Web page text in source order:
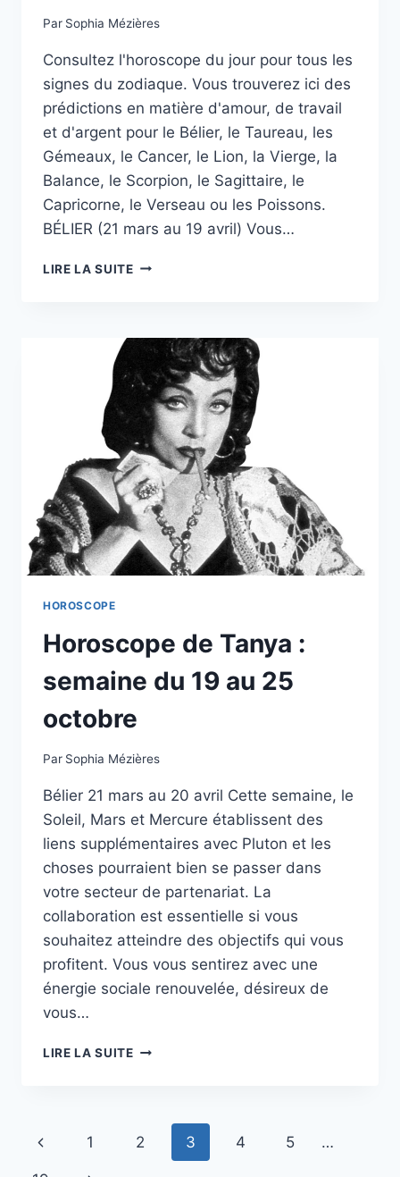
Par Sophia Mézières
Consultez l'horoscope du jour pour tous les
signes du zodiaque. Vous trouverez ici des
prédictions en matière d'amour, de travail
et d'argent pour le Bélier, le Taureau, les
Gémeaux, le Cancer, le Lion, la Vierge, la
Balance, le Scorpion, le Sagittaire, le
Capricorne, le Verseau ou les Poissons.
BÉLIER (21 mars au 19 avril) Vous…
LIRE LA SUITEHOROSCOPE
OCTOBRE
POUR
TOUS
LES
SIGNES
DU
ZODIAQUE,
DÉCOUVREZ
CE
QUI
VOUS
ATTEND
EN
SANTÉ
HOROSCOPE
Horoscope de Tanya :
semaine du 19 au 25
octobre
Par Sophia Mézières
Bélier 21 mars au 20 avril Cette semaine, le
Soleil, Mars et Mercure établissent des
liens supplémentaires avec Pluton et les
choses pourraient bien se passer dans
votre secteur de partenariat. La
collaboration est essentielle si vous
souhaitez atteindre des objectifs qui vous
profitent. Vous vous sentirez avec une
énergie sociale renouvelée, désireux de
vous…
LIRE LA SUITEHOROSCOPE
SEMAINE
DU
Page
1 2 3 4 5 …